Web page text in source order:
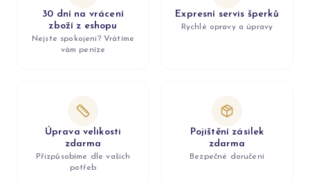
30 dní na vrácení
zboží z eshopu
Nejste spokojeni? Vrátíme
vám peníze
Expresní servis šperků
Rychlé opravy a úpravy
Úprava velikosti
zdarma
Přizpůsobíme dle vašich
potřeb
Pojištění zásilek
zdarma
Bezpečné doručení